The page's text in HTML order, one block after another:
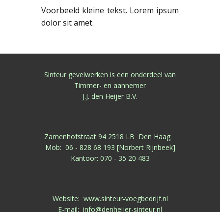
Voorbeeld kleine tekst. Lorem ipsum
dolor sit amet.
Sinteur gevelwerken is een onderdeel van
Timmer- en aannemer
J.J. den Heijer B.V.
Zamenhofstraat 94 2518 LB Den Haag
Mob: 06 - 828 68 193 [Norbert Rijnbeek]
Kantoor: 070 - 35 20 483
Website: www.sinteur-voegbedrijf.nl
E-mail: info@denheijer-sinteur.nl